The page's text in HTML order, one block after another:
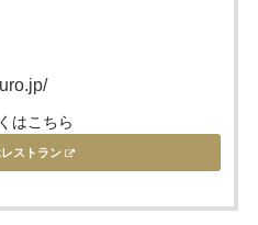
はこちら
ストラン